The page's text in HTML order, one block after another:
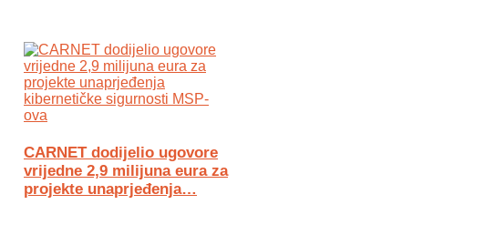
CARNET dodijelio ugovore
vrijedne 2,9 milijuna eura za
projekte unaprjeđenja…